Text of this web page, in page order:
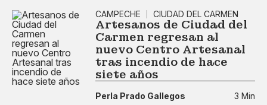
CAMPECHE
CIUDAD DEL CARMEN
Artesanos de Ciudad del
Carmen regresan al
nuevo Centro Artesanal
tras incendio de hace
siete años
Perla Prado Gallegos 3 Min